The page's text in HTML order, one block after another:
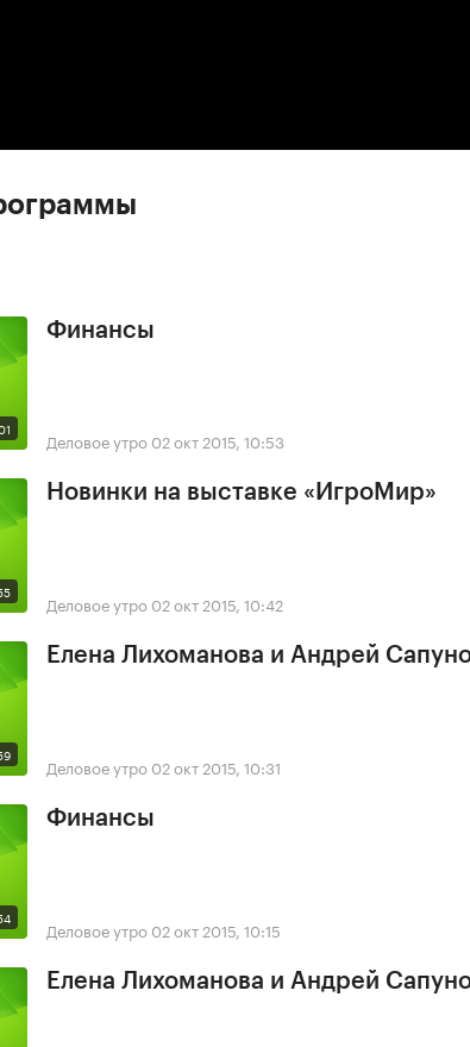
Финансы
Деловое утро 02 окт 2015, 10:53
Новинки на выставке «ИгроМир»
Деловое утро 02 окт 2015, 10:42
Елена Лихоманова и Андрей
Деловое утро 02 окт 2015, 10:31
Финансы
Деловое утро 02 окт 2015, 10:15
Елена Лихоманова и Андрей